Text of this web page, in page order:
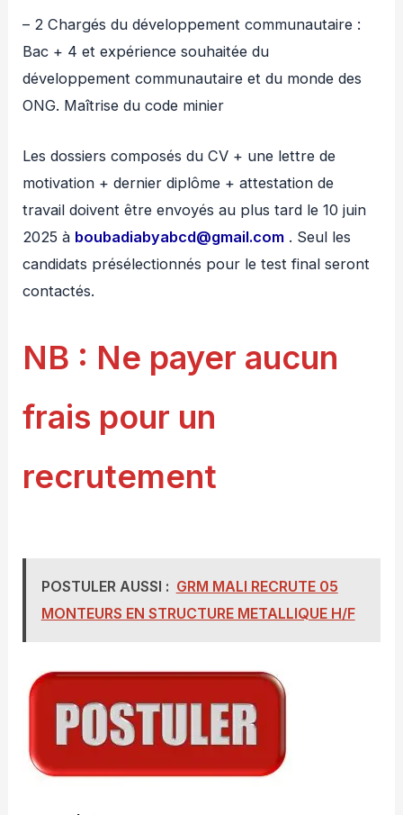
– 2 Chargés du développement communautaire :
Bac + 4 et expérience souhaitée du
développement communautaire et du monde des
ONG. Maîtrise du code minier
Les dossiers composés du CV + une lettre de
motivation + dernier diplôme + attestation de
travail doivent être envoyés au plus tard le 10 juin
2025 à boubadiabyabcd@gmail.com . Seul les
candidats présélectionnés pour le test final seront
contactés.
NB : Ne payer aucun
frais pour un
recrutement
POSTULER AUSSI : GRM MALI RECRUTE 05
MONTEURS EN STRUCTURE METALLIQUE H/F